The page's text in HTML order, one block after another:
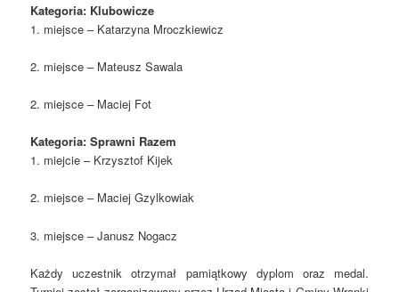
Kategoria: Klubowicze
1. miejsce – Katarzyna Mroczkiewicz
2. miejsce – Mateusz Sawala
2. miejsce – Maciej Fot
Kategoria: Sprawni Razem
1. miejcie – Krzysztof Kijek
2. miejsce – Maciej Gzylkowiak
3. miejsce – Janusz Nogacz
Każdy uczestnik otrzymał pamiątkowy dyplom oraz medal.